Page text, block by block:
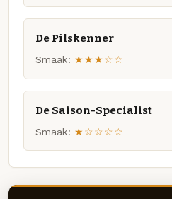
De Pilskenner
Smaak: ★★★☆☆
De Saison-Specialist
Smaak: ★☆☆☆☆